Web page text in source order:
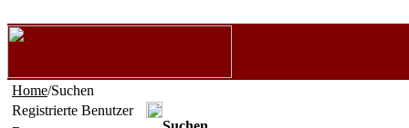
Home/Suchen
Registrierte Benutzer